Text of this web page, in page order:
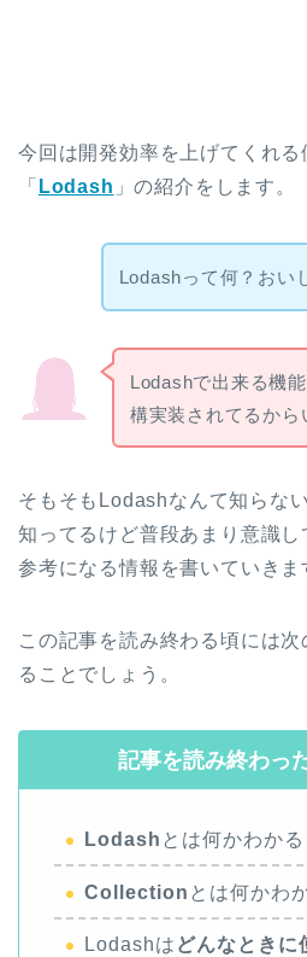
今回は開発効率を上げてくれる
「 Lodash 」の紹介をします。
Lodashって何？おい
Lodashで出来る機
構実装されてるから
そもそもLodashなんて知らな
知ってるけど普段あまり意識し
参考になる情報を書いていきま
この記事を読み終わる頃には
ることでしょう。
記事を読み終わっ
Lodash とは何かわか
Collection とは何かわ
Lodashは どんなときに